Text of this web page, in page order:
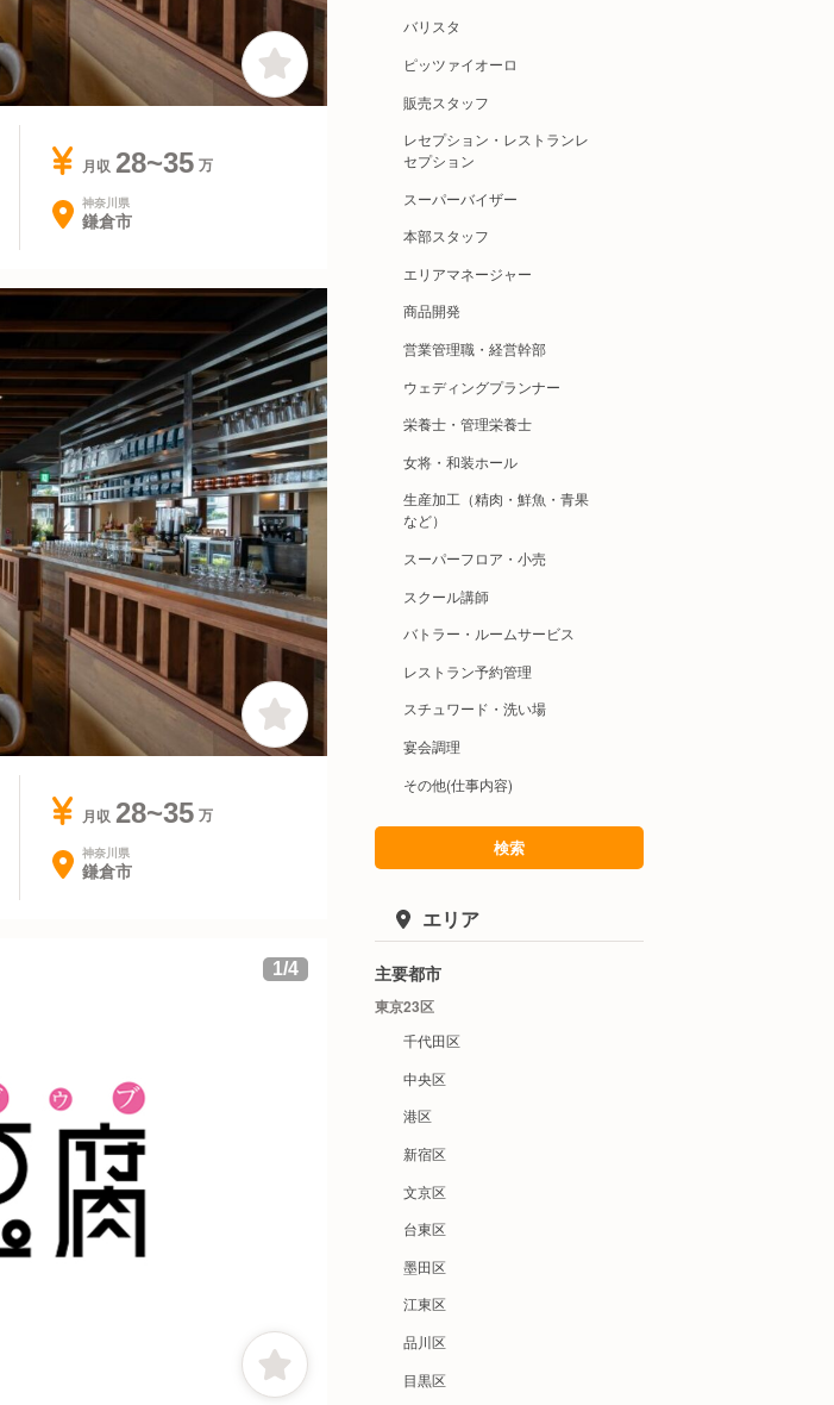
月収 28~35
神奈川県
鎌倉市
月収 28~35
神奈川県
鎌倉市
1/4
バリスタ
ピッツァイオーロ
販売スタッフ
レセプション・レストランレ
セプション
スーパーバイザー
本部スタッフ
エリアマネージャー
商品開発
営業管理職・経営幹部
ウェディングプランナー
栄養士・管理栄養士
女将・和装ホール
生産加工（精肉・鮮魚・青果
など）
スーパーフロア・小売
スクール講師
バトラー・ルームサービス
レストラン予約管理
スチュワード・洗い場
宴会調理
その他(仕事内容)
検索
エリア
主要都市
東京23区
千代田区
中央区
港区
新宿区
文京区
台東区
墨田区
江東区
品川区
目黒区